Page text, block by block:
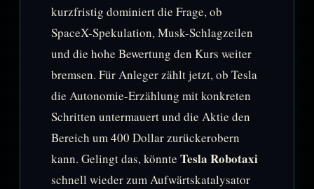
kurzfristig dominiert die Frage, ob
SpaceX-Spekulation, Musk-Schlagzeilen
und die hohe Bewertung den Kurs weiter
bremsen. Für Anleger zählt jetzt, ob Tesla
die Autonomie-Erzählung mit konkreten
Schritten untermauert und die Aktie den
Bereich um 400 Dollar zurückerobern
kann. Gelingt das, könnte Tesla Robotaxi
schnell wieder zum Aufwärtskatalysator